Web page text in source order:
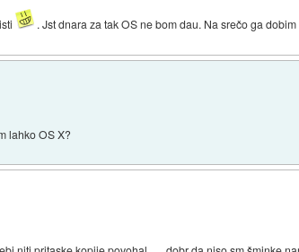
. Jst dnara za tak OS ne bom dau. Na srečo ga
lahko OS X?